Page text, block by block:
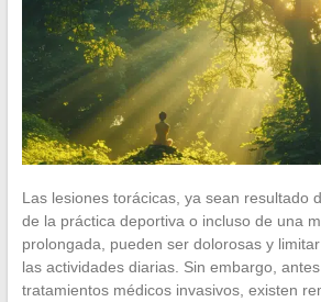
Las lesiones torácicas, ya sean resultado
de la práctica deportiva o incluso de una
prolongada, pueden ser dolorosas y
las actividades diarias. Sin embargo,
tratamientos médicos invasivos, existen